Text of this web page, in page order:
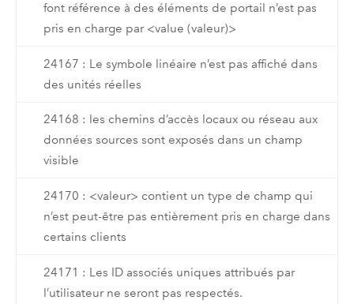
font référence à des éléments de portail n’est pas
pris en charge par <value (valeur)>
24167 : Le symbole linéaire n’est pas affiché dans
des unités réelles
24168 : les chemins d’accès locaux ou réseau aux
données sources sont exposés dans un champ
visible
24170 : <valeur> contient un type de champ qui
n’est peut-être pas entièrement pris en charge dans
certains clients
24171 : Les ID associés uniques attribués par
l’utilisateur ne seront pas respectés.